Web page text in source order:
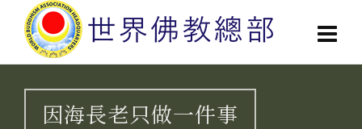
因海長老只做一件事